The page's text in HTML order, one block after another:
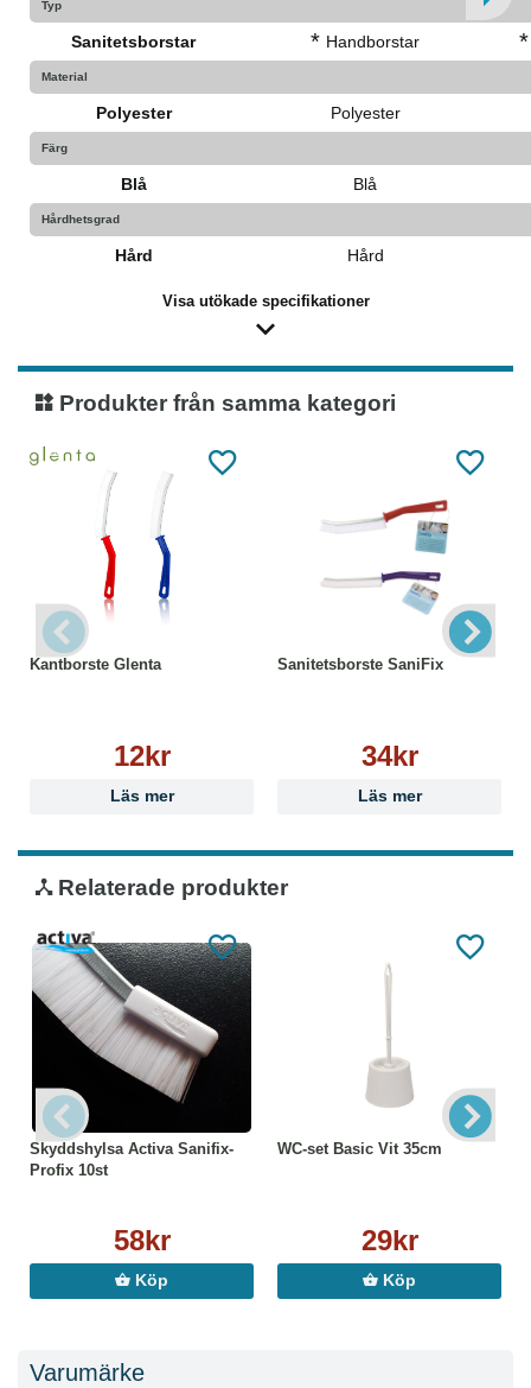
Typ
Sanitetsborstar * Handborstar *
Material
Polyester Polyester
Färg
Blå Blå
Hårdhetsgrad
Hård Hård
Visa utökade specifikationer
Produkter från samma kategori
Kantborste Glenta
12kr
Läs mer
Sanitetsborste SaniFix
34kr
Läs mer
Relaterade produkter
Skyddshylsa Activa Sanifix-
Profix 10st
58kr
Köp
WC-set Basic Vit 35cm
29kr
Köp
Varumärke